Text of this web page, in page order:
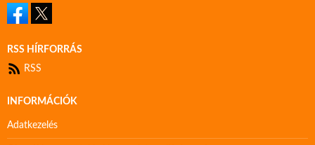
RSS HÍRFORRÁS
RSS
INFORMÁCIÓK
Adatkezelés